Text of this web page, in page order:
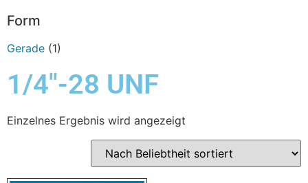
Form
Gerade (1)
1/4"-28 UNF
Einzelnes Ergebnis wird angezeigt